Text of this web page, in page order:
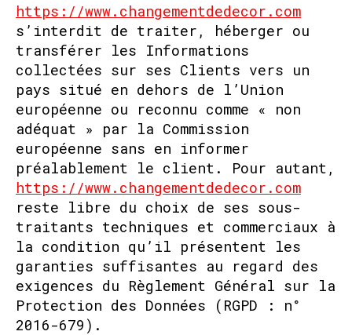
https://www.changementdedecor.com
s’interdit de traiter, héberger ou
transférer les Informations
collectées sur ses Clients vers un
pays situé en dehors de l’Union
européenne ou reconnu comme « non
adéquat » par la Commission
européenne sans en informer
préalablement le client. Pour autant,
https://www.changementdedecor.com
reste libre du choix de ses sous-
traitants techniques et commerciaux à
la condition qu’il présentent les
garanties suffisantes au regard des
exigences du Règlement Général sur la
Protection des Données (RGPD : n°
2016-679).